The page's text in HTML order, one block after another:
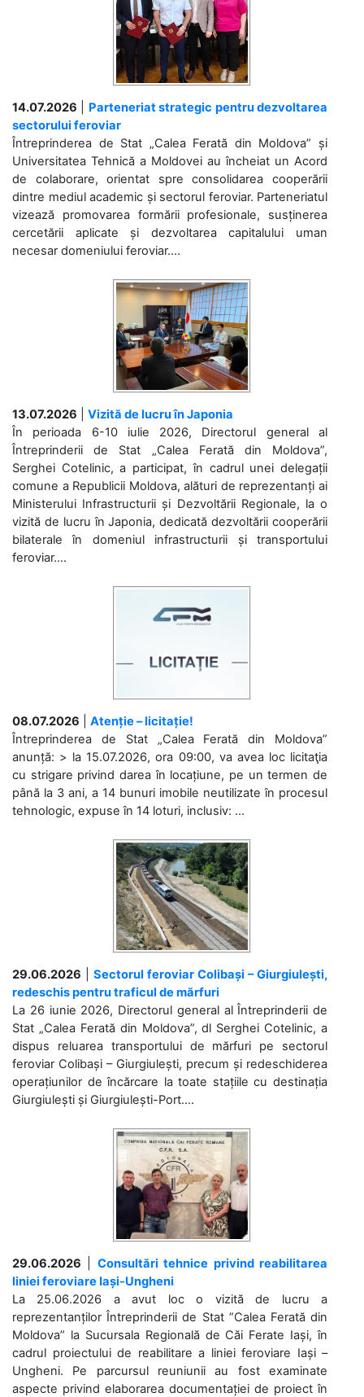
14.07.2026
Parteneriat strategic pentru dezvoltarea
sectorului feroviar
Întreprinderea de Stat „Calea Ferată din Moldova” și
Universitatea Tehnică a Moldovei au încheiat un Acord
de colaborare, orientat spre consolidarea cooperării
dintre mediul academic și sectorul feroviar. Parteneriatul
vizează promovarea formării profesionale, susținerea
cercetării aplicate și dezvoltarea capitalului uman
necesar domeniului feroviar....
13.07.2026
Vizită de lucru în Japonia
În perioada 6-10 iulie 2026, Directorul general al
Întreprinderii de Stat „Calea Ferată din Moldova”,
Serghei Cotelinic, a participat, în cadrul unei delegații
comune a Republicii Moldova, alături de reprezentanți ai
Ministerului Infrastructurii și Dezvoltării Regionale, la o
vizită de lucru în Japonia, dedicată dezvoltării cooperării
bilaterale în domeniul infrastructurii și transportului
feroviar....
08.07.2026
Atenție – licitație!
Întreprinderea de Stat „Calea Ferată din Moldova”
anunță: > la 15.07.2026, ora 09:00, va avea loc licitaţia
cu strigare privind darea în locațiune, pe un termen de
până la 3 ani, a 14 bunuri imobile neutilizate în procesul
tehnologic, expuse în 14 loturi, inclusiv: ...
29.06.2026
Sectorul feroviar Colibași – Giurgiulești,
redeschis pentru traficul de mărfuri
La 26 iunie 2026, Directorul general al Întreprinderii de
Stat „Calea Ferată din Moldova”, dl Serghei Cotelinic, a
dispus reluarea transportului de mărfuri pe sectorul
feroviar Colibași – Giurgiulești, precum și redeschiderea
operațiunilor de încărcare la toate stațiile cu destinația
Giurgiulești și Giurgiulești-Port....
29.06.2026
Consultări tehnice privind reabilitarea
liniei feroviare Iași-Ungheni
La 25.06.2026 a avut loc o vizită de lucru a
reprezentanților Întreprinderii de Stat ”Calea Ferată din
Moldova” la Sucursala Regională de Căi Ferate Iași, în
cadrul proiectului de reabilitare a liniei feroviare Iași –
Ungheni. Pe parcursul reuniunii au fost examinate
aspecte privind elaborarea documentației de proiect în